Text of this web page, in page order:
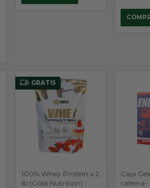
GRATIS
100% Whey Protein x 2
lb (Gold Nutrition)
Caja
cafeina-